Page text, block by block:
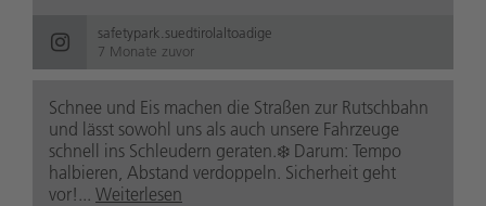
safetypark.suedtirolaltoadige
7 Monate zuvor
Schnee und Eis machen die Straßen zur Rutschbahn
und lässt sowohl uns als auch unsere Fahrzeuge
schnell ins Schleudern geraten.❄️ Darum: Tempo
halbieren, Abstand verdoppeln. Sicherheit geht
vor!... Weiterlesen